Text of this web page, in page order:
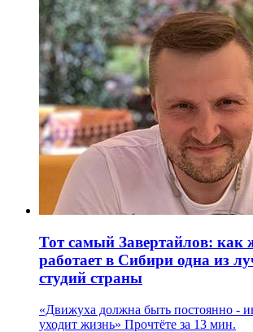
Тот самый Завертайлов: как
работает в Сибири одна из
студий страны
«Движуха должна быть постоянно -
уходит жизнь» Прочтёте за 13 мин.